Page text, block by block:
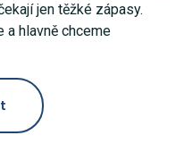
jen těžké zápasy.
hlavně chceme